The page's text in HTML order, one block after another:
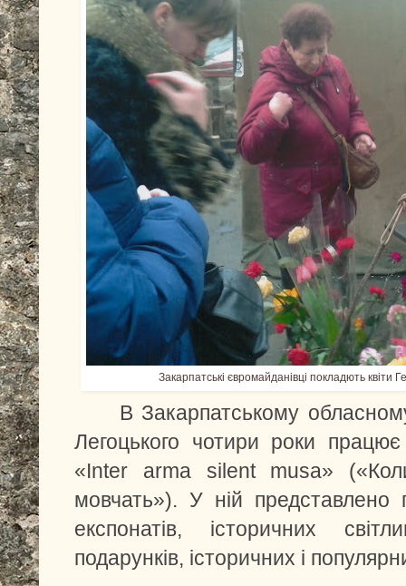
Закарпатські євромайданівці покладють квіти
В Закарпатському обласному
Легоцького чотири роки працює
«Inter arma silent musa»
мовчать»). У ній представлено
експонатів, історичних
подарунків, історичних і